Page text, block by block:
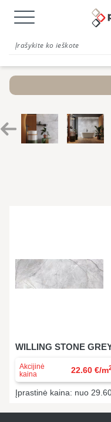
WILLING STONE
Akcijinė
kaina
22.60 €/m
Įprastinė kaina: nuo